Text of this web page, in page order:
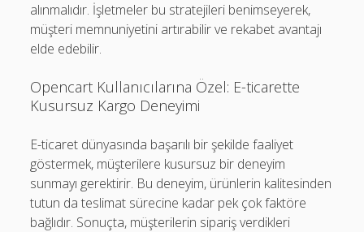
alınmalıdır. İşletmeler bu stratejileri benimseyerek,
müşteri memnuniyetini artırabilir ve rekabet avantajı
elde edebilir.
Opencart Kullanıcılarına Özel: E-ticarette
Kusursuz Kargo Deneyimi
E-ticaret dünyasında başarılı bir şekilde faaliyet
göstermek, müşterilere kusursuz bir deneyim
sunmayı gerektirir. Bu deneyim, ürünlerin kalitesinden
tutun da teslimat sürecine kadar pek çok faktöre
bağlıdır. Sonuçta, müşterilerin sipariş verdikleri